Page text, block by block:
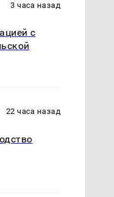
3 часа назад
с
22 часа назад